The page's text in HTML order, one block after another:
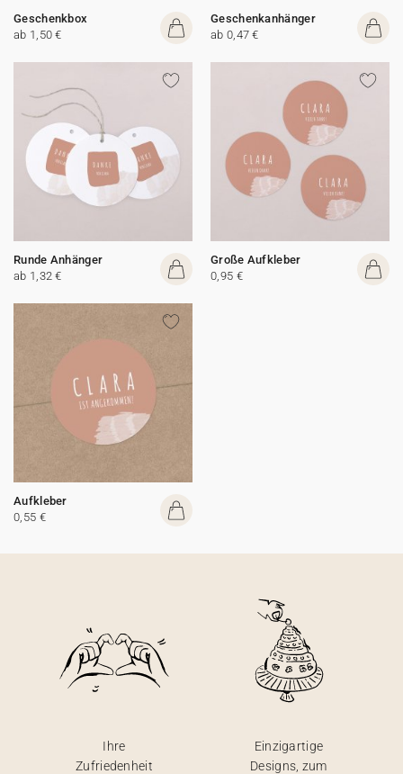
Geschenkbox
ab 1,50 €
Geschenkanhänger
ab 0,47 €
Runde Anhänger
ab 1,32 €
Große Aufkleber
0,95 €
Aufkleber
0,55 €
Ihre
Zufriedenheit
Einzigartige
Designs, zum